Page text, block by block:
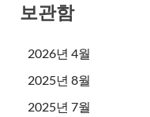
보관함
2026년 4월
2025년 8월
2025년 7월